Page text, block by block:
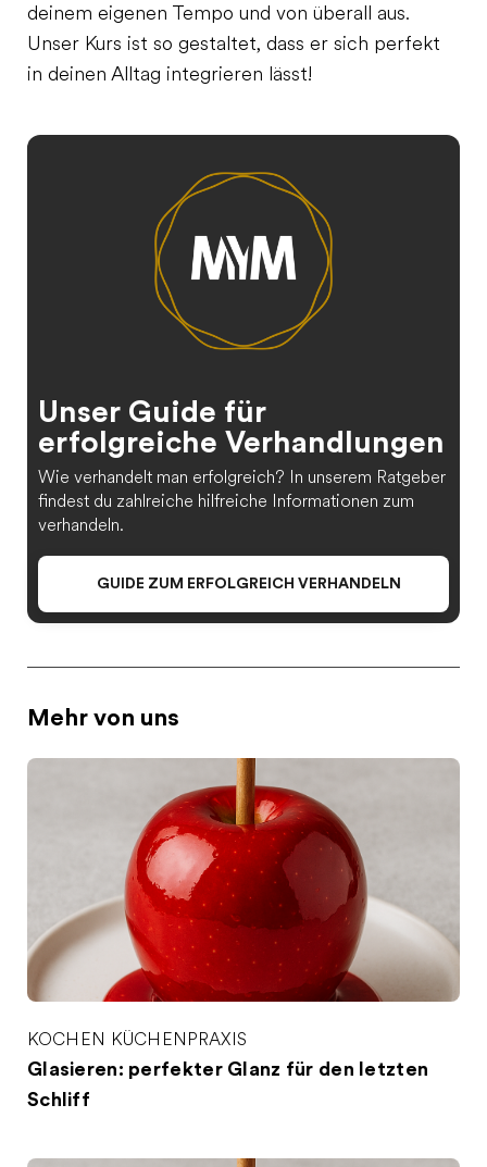
deinem eigenen Tempo und von überall aus.
Unser Kurs ist so gestaltet, dass er sich perfekt
in deinen Alltag integrieren lässt!
Unser Guide für
erfolgreiche Verhandlungen
Wie verhandelt man erfolgreich? In unserem Ratgeber
findest du zahlreiche hilfreiche Informationen zum
verhandeln.
GUIDE ZUM ERFOLGREICH VERHANDELN
Mehr von uns
KOCHEN KÜCHENPRAXIS
Glasieren: perfekter Glanz für den letzten
Schliff